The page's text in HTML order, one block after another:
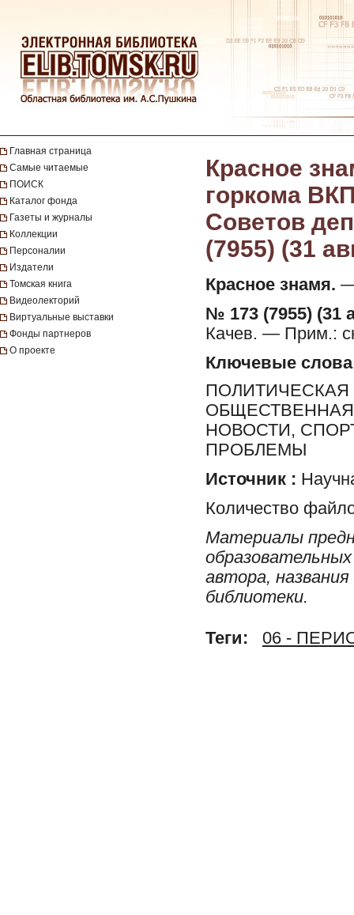
Главная страница
Самые читаемые
ПОИСК
Каталог фонда
Газеты и журналы
Коллекции
Персоналии
Издатели
Томская книга
Видеолекторий
Виртуальные выставки
Фонды партнеров
О проекте
Красное
горкома
Советов
(7955) (31
Красное знамя. —
№ 173 (7955) (31
Качев. — Прим.:
Ключевые слова
НОВОСТИ,
ПРОБЛЕМЫ
Источник :
Количество
Материалы
автора,
библиотеки.
Теги: 06 -